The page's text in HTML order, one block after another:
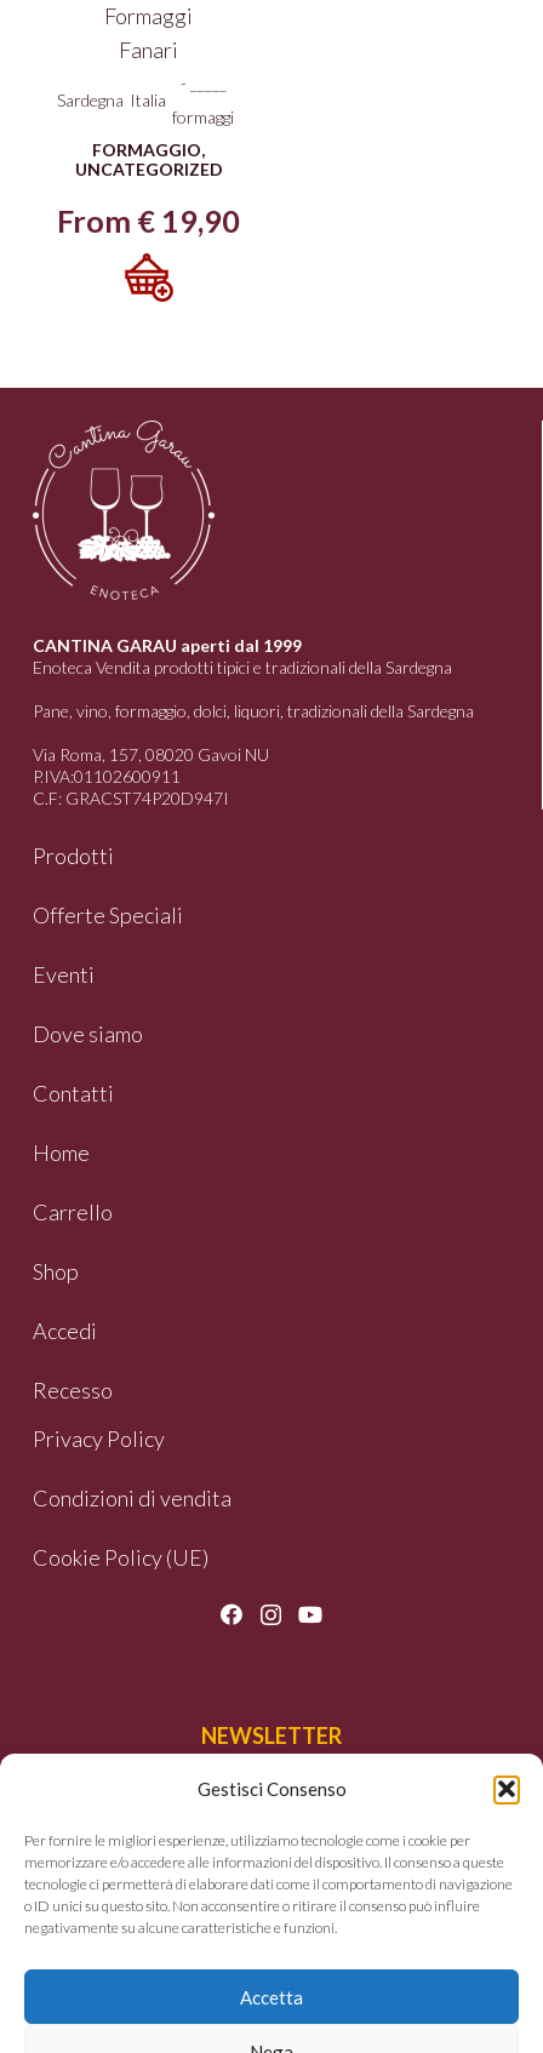
Gestisci Consenso
Per fornire le migliori esperienze, utilizziamo tecnologie come i cookie per
memorizzare e/o accedere alle informazioni del dispositivo. Il consenso a queste
tecnologie ci permetterà di elaborare dati come il comportamento di navigazione
o ID unici su questo sito. Non acconsentire o ritirare il consenso può influire
negativamente su alcune caratteristiche e funzioni.
Accetta
Formaggi
Fanari
Sardegna Italia
-
formaggi
FORMAGGIO,
UNCATEGORIZED
From € 19,90
Questo
prodotto
Le
opzioni
possono
essere
scelte
nella
pagina
del
prodotto
CANTINA GARAU aperti dal 1999
Enoteca Vendita prodotti tipici e tradizionali della Sardegna
Pane, vino, formaggio, dolci, liquori, tradizionali della Sardegna
Via Roma, 157, 08020 Gavoi NU
P.IVA:01102600911
C.F: GRACST74P20D947I
Prodotti
Offerte Speciali
Eventi
Dove siamo
Contatti
Home
Carrello
Shop
Accedi
Recesso
Privacy Policy
Condizioni di vendita
Cookie Policy (UE)
NEWSLETTER
Iscriviti per ricevere le nostre offerte e le
novità.
Non inviamo spam! Leggi la nostraInformativa
per avere maggiori informazioni.